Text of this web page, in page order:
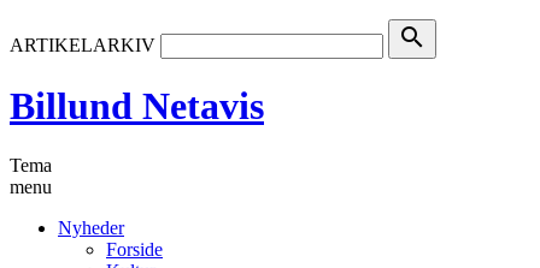
ARTIKELARKIV search
Billund Netavis
Tema
menu
Nyheder
Forside